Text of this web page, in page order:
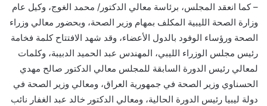
– كما انعقد المجلس، برئاسة معالي الدكتور/ محمد الغوج، وكيل عام
وزارة الصحة الليبية المكلف بمهام وزير الصحة، وبحضور معالي وزراء
الصحة ورؤساء الوفود بالدول الأعضاء، وقد شهد الافتتاح كلمة فخامة
رئيس مجلس الوزراء الليبي، المهندس عبد الحميد الدبيبة، وكلمات
لمعالي رئيس الدورة السابقة للمجلس معالي الدكتور صالح مهدي
الحسناوي وزير الصحة في جمهورية العراق، ومعالي وزير الصحة في
دولة ليبيا رئيس الدورة الحالية، ومعالي الدكتور خالد عبد الغفار نائب